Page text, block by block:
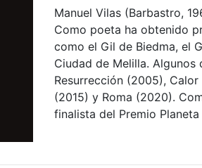
Manuel Vilas (Barbastro,
Como poeta ha obtenido
como el Gil de Biedma, el
Ciudad de Melilla. Algunos
Resurrección (2005),
(2015) y Roma (2020).
finalista del Premio Planeta